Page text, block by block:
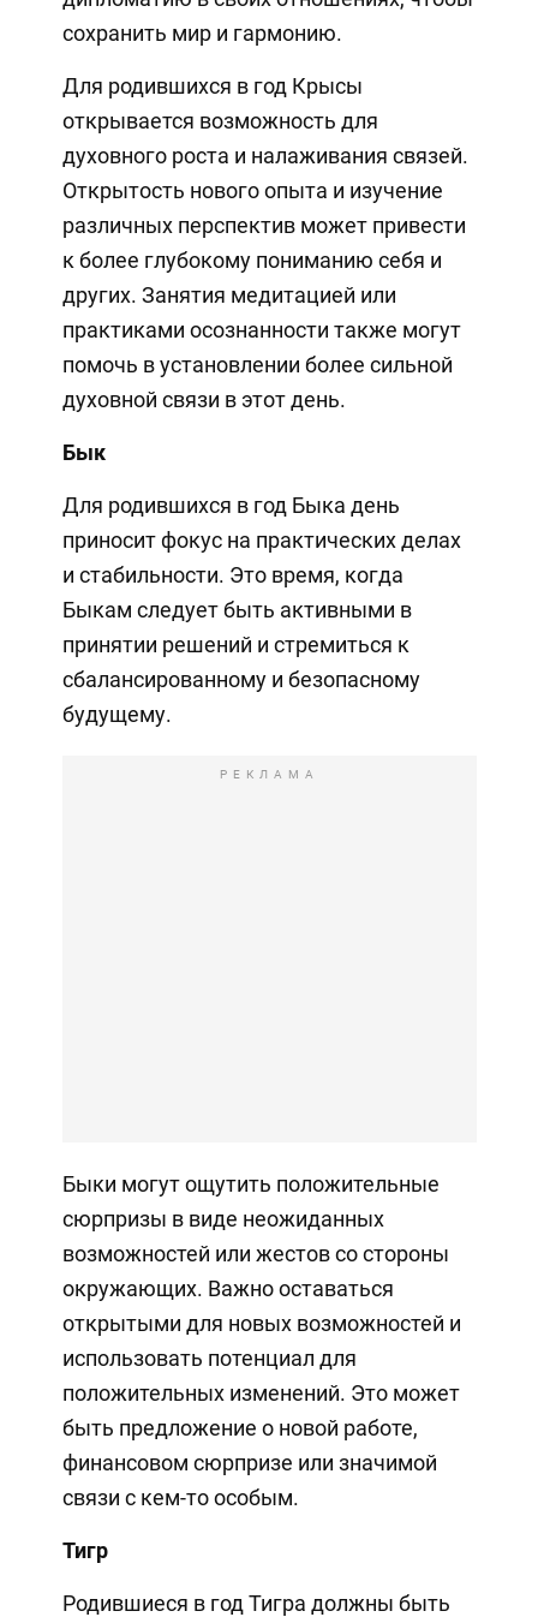
сохранить мир и гармонию.
Для родившихся в год Крысы
открывается возможность для
духовного роста и налаживания связей.
Открытость нового опыта и изучение
различных перспектив может привести
к более глубокому пониманию себя и
других. Занятия медитацией или
практиками осознанности также могут
помочь в установлении более сильной
духовной связи в этот день.
Бык
Для родившихся в год Быка день
приносит фокус на практических делах
и стабильности. Это время, когда
Быкам следует быть активными в
принятии решений и стремиться к
сбалансированному и безопасному
будущему.
РЕКЛАМА
Быки могут ощутить положительные
сюрпризы в виде неожиданных
возможностей или жестов со стороны
окружающих. Важно оставаться
открытыми для новых возможностей и
использовать потенциал для
положительных изменений. Это может
быть предложение о новой работе,
финансовом сюрпризе или значимой
связи с кем-то особым.
Тигр
Родившиеся в год Тигра должны быть